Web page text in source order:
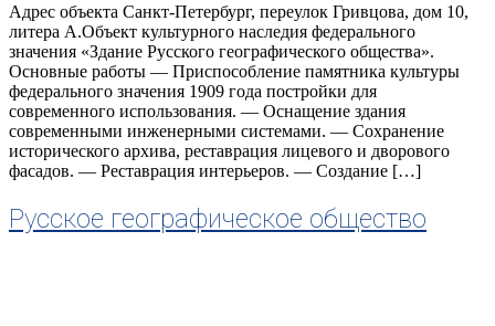
Адрес объекта Санкт-Петербург, переулок Гривцова, дом 10,
литера А.Объект культурного наследия федерального
значения «Здание Русского географического общества».
Основные работы — Приспособление памятника культуры
федерального значения 1909 года постройки для
современного использования. — Оснащение здания
современными инженерными системами. — Сохранение
исторического архива, реставрация лицевого и дворового
фасадов. — Реставрация интерьеров. — Создание […]
Русское географическое общество